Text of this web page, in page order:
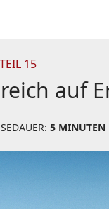
15
auf
5 MINUTEN